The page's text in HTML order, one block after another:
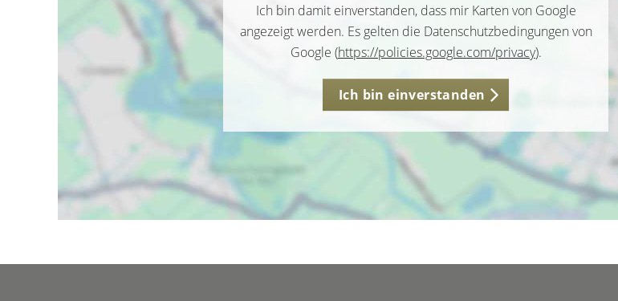
Ich bin damit einverstanden, dass mir Karten von Google
angezeigt werden. Es gelten die Datenschutzbedingungen von
Google (https://policies.google.com/privacy).
Ich bin einverstanden